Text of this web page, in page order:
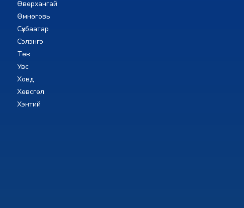
Өвөрхангай
Өмнөговь
Сүхбаатар
Сэлэнгэ
Төв
Увс
Ховд
Хөвсгөл
Хэнтий